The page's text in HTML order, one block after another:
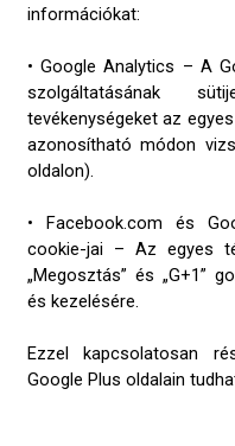
információkat:
• Google Analytics – A
szolgáltatásának
tevékenységeket az
azonosítható módon
oldalon).
• Facebook.com és
cookie-jai – Az egyes
„Megosztás” és „G+1”
és kezelésére.
Ezzel kapcsolatosan
Google Plus oldalain